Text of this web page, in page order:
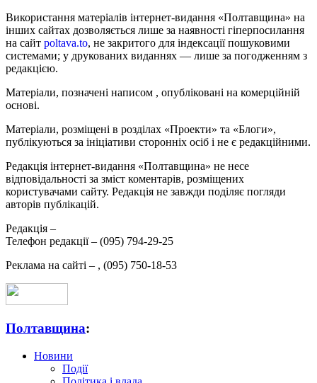
Використання матеріалів інтернет-видання «Полтавщина» на
інших сайтах дозволяється лише за наявності гіперпосилання
на сайт poltava.to, не закритого для індексації пошуковими
системами; у друкованих виданнях — лише за погодженням з
редакцією.
Матеріали, позначені написом , опубліковані на комерційній
основі.
Матеріали, розміщені в розділах «Проекти» та «Блоги»,
публікуються за ініціативи сторонніх осіб і не є редакційними.
Редакція інтернет-видання «Полтавщина» не несе
відповідальності за зміст коментарів, розміщених
користувачами сайту. Редакція не завжди поділяє погляди
авторів публікацій.
Редакція –
Телефон редакції – (095) 794-29-25
Реклама на сайті – , (095) 750-18-53
Полтавщина:
Новини
Події